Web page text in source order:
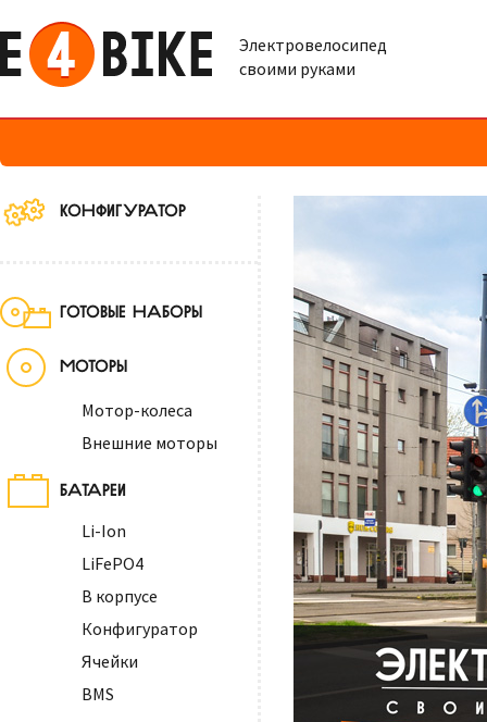
Электровелосипед
своими руками
КОНФИГУРАТОР
ГОТОВЫЕ НАБОРЫ
МОТОРЫ
Мотор-колеса
Внешние моторы
БАТАРЕИ
Li-Ion
LiFePO4
В корпусе
Конфигуратор
Ячейки
BMS